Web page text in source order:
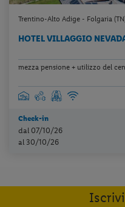
Trentino-Alto Adige - Folgaria
HOTEL VILLAGGIO
mezza pensione + utilizzo del
Check-in
dal 07/10/26
al 30/10/26
applicazione